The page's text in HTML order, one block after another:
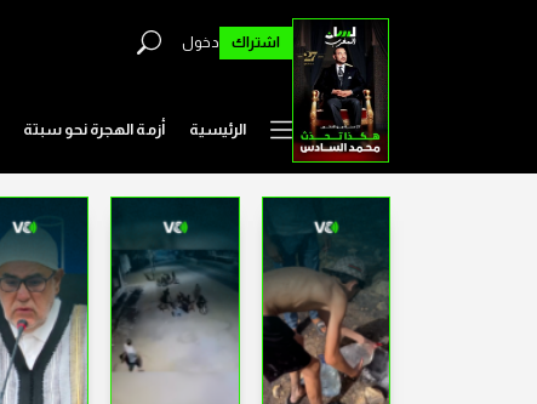
اشتراك دخول
الرئيسية أزمة الهجرة نحو سبتة